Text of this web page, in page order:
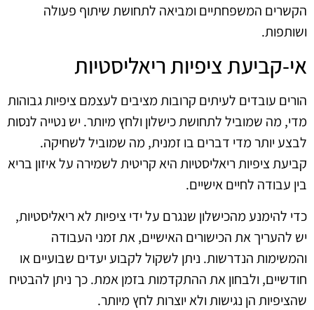
הקשרים המשפחתיים ומביאה לתחושת שיתוף פעולה
ושותפות.
אי-קביעת ציפיות ריאליסטיות
הורים עובדים לעיתים קרובות מציבים לעצמם ציפיות גבוהות
מדי, מה שמוביל לתחושת כישלון ולחץ מיותר. יש נטייה לנסות
לבצע יותר מדי דברים בו זמנית, מה שמוביל לשחיקה.
קביעת ציפיות ריאליסטיות היא קריטית לשמירה על איזון בריא
בין עבודה לחיים אישיים.
כדי להימנע מהכישלון שנגרם על ידי ציפיות לא ריאליסטיות,
יש להעריך את הכישורים האישיים, את זמני העבודה
והמשימות הנדרשות. ניתן לשקול לקבוע יעדים שבועיים או
חודשיים, ולבחון את ההתקדמות בזמן אמת. כך ניתן להבטיח
שהציפיות הן נגישות ולא יוצרות לחץ מיותר.